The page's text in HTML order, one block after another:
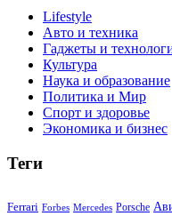
Lifestyle
Авто и техника
Гаджеты и
Культура
Наука и образование
Политика и Мир
Спорт и здоровье
Экономика и бизнес
Теги
Ferrari Forbes Mercedes Porsche